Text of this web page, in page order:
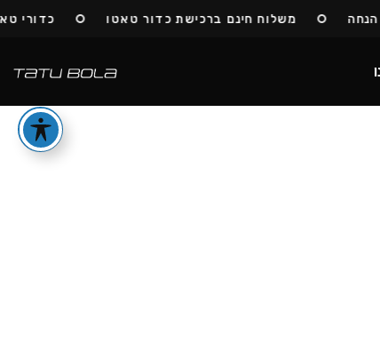
משלוח חינם ברכישת כדור טאטו כדורי